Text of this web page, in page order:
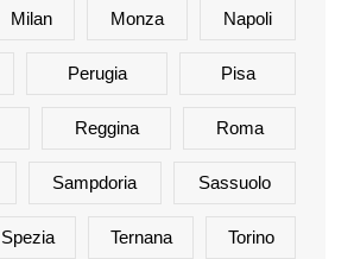
Milan Monza Napoli
Perugia Pisa
Reggina Roma
Sampdoria Sassuolo
Spezia Ternana Torino